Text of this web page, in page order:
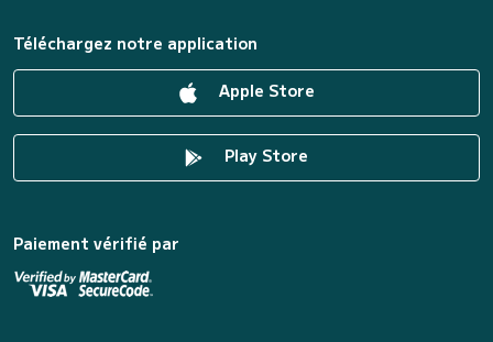
Téléchargez notre application
Apple Store
Play Store
Paiement vérifié par